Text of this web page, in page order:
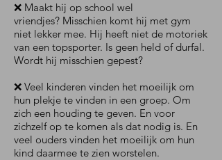
❌ Maakt hij op school wel
vriendjes? Misschien komt hij met gym
niet lekker mee. Hij heeft niet de motoriek
van een topsporter. Is geen held of durfal.
Wordt hij misschien gepest?
❌ Veel kinderen vinden het moeilijk om
hun plekje te vinden in een groep. Om
zich een houding te geven. En voor
zichzelf op te komen als dat nodig is. En
veel ouders vinden het moeilijk om hun
kind daarmee te zien worstelen.